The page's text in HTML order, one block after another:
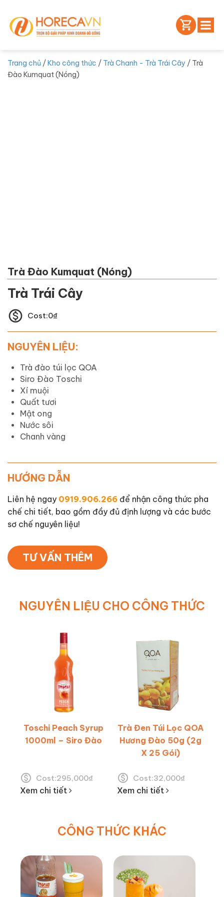
Trang chủ /Kho công thức / Trà Chanh - Trà Trái Cây / Trà
Đào Kumquat (Nóng)
Trà Đào Kumquat (Nóng)
Trà Trái Cây
Cost:0₫
NGUYÊN LIỆU:
Trà đào túi lọc QOA
Siro Đào Toschi
Xí muội
Quất tươi
Mật ong
Nước sôi
Chanh vàng
HƯỚNG DẪN
Liên hệ ngay 0919.906.266 để nhận công thức pha
chế chi tiết, bao gồm đầy đủ định lượng và các bước
sơ chế nguyên liệu!
TƯ VẤN THÊM
NGUYÊN LIỆU CHO CÔNG THỨC
Toschi Peach Syrup
1000ml – Siro Đào
Cost:295,000₫
Xem chi tiết
Trà Đen Túi Lọc QOA
Hương Đào 50g (2g
X 25 Gói)
Cost:32,000₫
Xem chi tiết
CÔNG THỨC KHÁC